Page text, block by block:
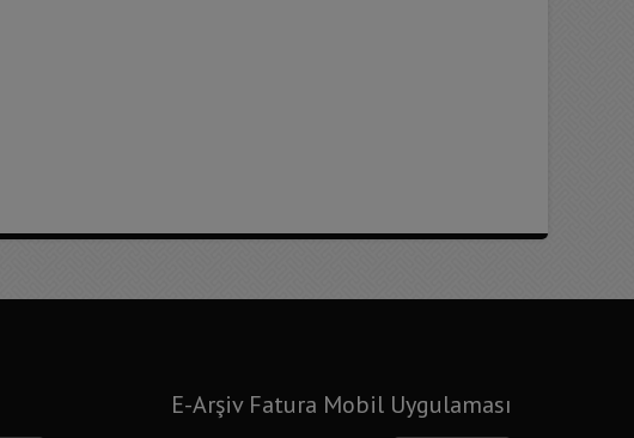
E-Arşiv Fatura Mobil Uygulaması